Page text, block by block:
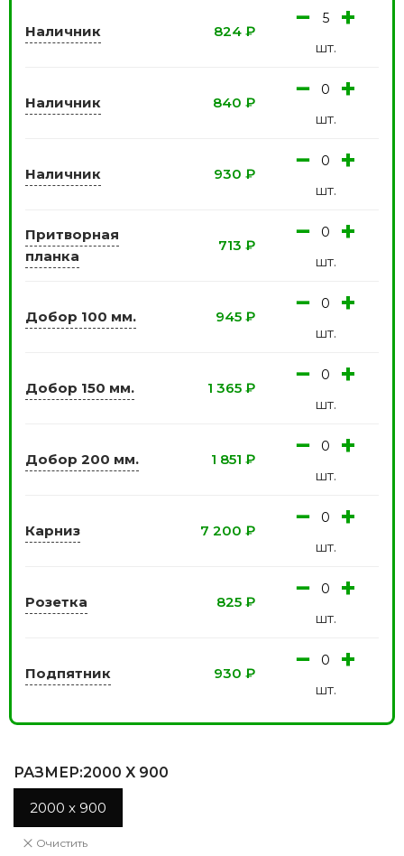
Наличник 824 ₽ − +
шт.
Наличник 840 ₽ − +
шт.
Наличник 930 ₽ − +
шт.
Притворная
планка
713 ₽ − +
шт.
Добор 100 мм. 945 ₽ − +
шт.
Добор 150 мм. 1 365 ₽ − +
шт.
Добор 200 мм. 1 851 ₽ − +
шт.
Карниз 7 200 ₽ − +
шт.
Розетка 825 ₽ − +
шт.
Подпятник 930 ₽ − +
шт.
РАЗМЕР:2000 X 900
2000 x 900
Очистить